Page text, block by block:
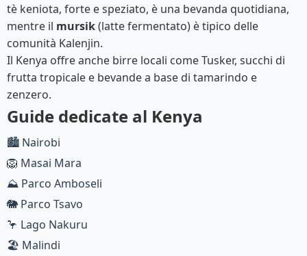
tè keniota, forte e speziato, è una bevanda quotidiana,
mentre il mursik(latte fermentato) è tipico delle
comunità Kalenjin.
Il Kenya offre anche birre locali come Tusker, succhi di
frutta tropicale e bevande a base di tamarindo e
zenzero.
Guide dedicate al Kenya
🏙️ Nairobi
🦁 Masai Mara
⛰️ Parco Amboseli
🐘 Parco Tsavo
🦩 Lago Nakuru
🏖️ Malindi